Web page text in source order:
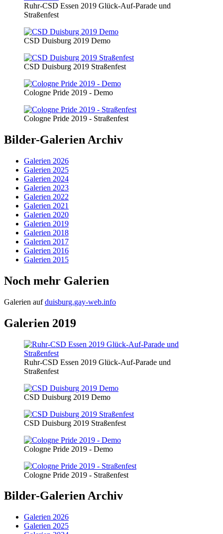
Ruhr-CSD Essen 2019 Glück-Auf-Parade und
Straßenfest
CSD Duisburg 2019 Demo
CSD Duisburg 2019 Straßenfest
Cologne Pride 2019 - Demo
Cologne Pride 2019 - Straßenfest
Bilder-Galerien Archiv
Galerien 2026
Galerien 2025
Galerien 2024
Galerien 2023
Galerien 2022
Galerien 2021
Galerien 2020
Galerien 2019
Galerien 2018
Galerien 2017
Galerien 2016
Galerien 2015
Noch mehr Galerien
Galerien aufduisburg.gay-web.info
Galerien 2019
Ruhr-CSD Essen 2019 Glück-Auf-Parade und
Straßenfest
CSD Duisburg 2019 Demo
CSD Duisburg 2019 Straßenfest
Cologne Pride 2019 - Demo
Cologne Pride 2019 - Straßenfest
Bilder-Galerien Archiv
Galerien 2026
Galerien 2025